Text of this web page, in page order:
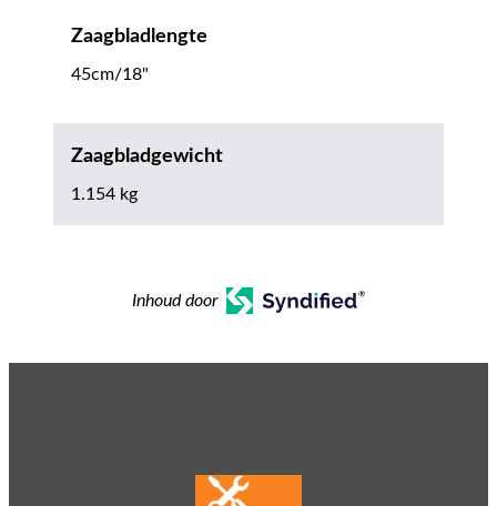
Zaagbladlengte
45cm/18"
Zaagbladgewicht
1.154 kg
Inhoud door